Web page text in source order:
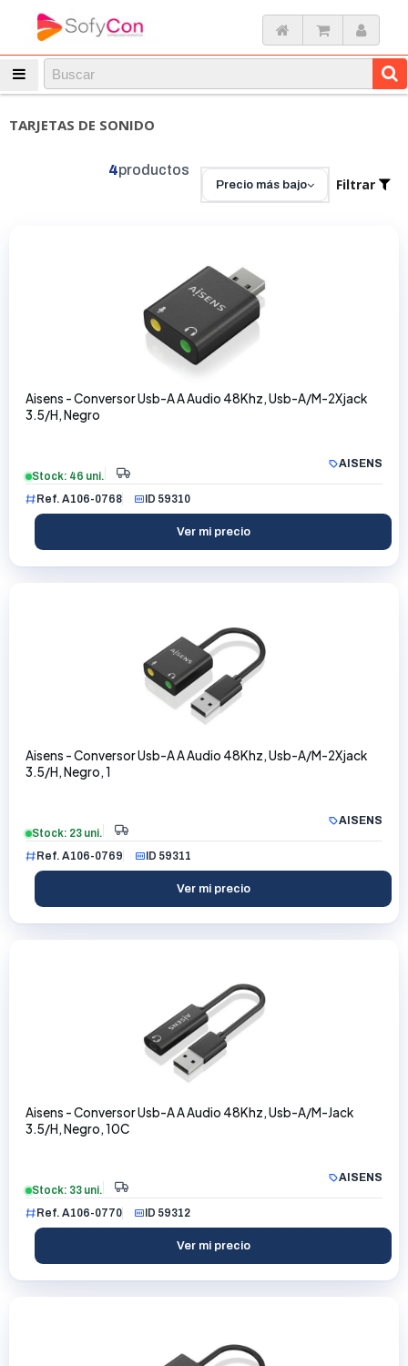
TARJETAS DE SONIDO
Filtrar
Precio más bajo
4productos
Aisens - Conversor Usb-A A Audio 48Khz, Usb-A/M-2Xjack
3.5/H, Negro
AISENS
Stock: 46 uni.
Ref. A106-0768
ID 59310
Ver mi precio
Aisens - Conversor Usb-A A Audio 48Khz, Usb-A/M-2Xjack
3.5/H, Negro, 1
AISENS
Stock: 23 uni.
Ref. A106-0769
ID 59311
Ver mi precio
Aisens - Conversor Usb-A A Audio 48Khz, Usb-A/M-Jack
3.5/H, Negro, 10C
AISENS
Stock: 33 uni.
Ref. A106-0770
ID 59312
Ver mi precio